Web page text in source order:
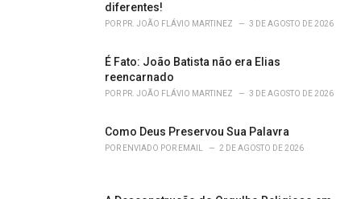
diferentes!
POR PR. JOÃO FLÁVIO MARTINEZ 3 DE AGOSTO DE 2026
É Fato: João Batista não era Elias
reencarnado
POR PR. JOÃO FLÁVIO MARTINEZ 3 DE AGOSTO DE 2026
Como Deus Preservou Sua Palavra
POR ENVIADO POR EMAIL 2 DE AGOSTO DE 2026